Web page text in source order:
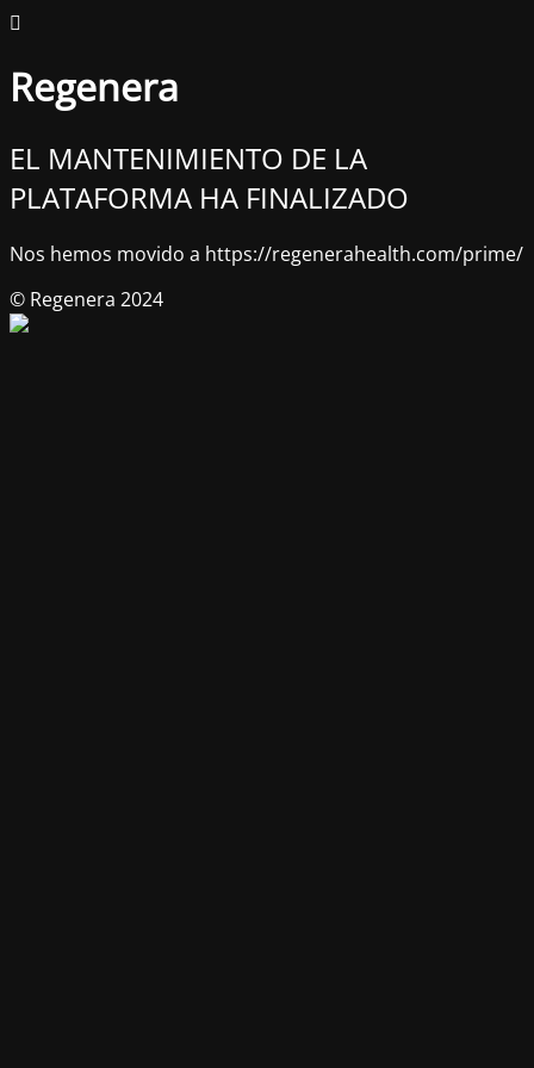
Regenera
EL MANTENIMIENTO DE LA
PLATAFORMA HA FINALIZADO
Nos hemos movido a https://regenerahealth.com/prime/
© Regenera 2024